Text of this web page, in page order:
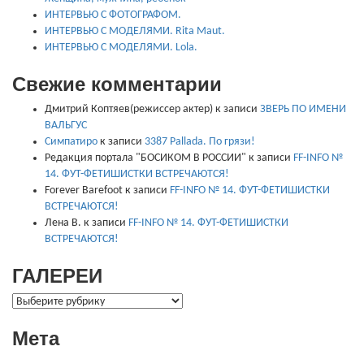
ИНТЕРВЬЮ С ФОТОГРАФОМ.
ИНТЕРВЬЮ С МОДЕЛЯМИ. Rita Maut.
ИНТЕРВЬЮ С МОДЕЛЯМИ. Lola.
Свежие комментарии
Дмитрий Коптяев(режиссер актер) к записи ЗВЕРЬ ПО ИМЕНИ
ВАЛЬГУС
Симпатиро к записи 3387 Pallada. По грязи!
Редакция портала "БОСИКОМ В РОССИИ" к записи FF-INFO №
14. ФУТ-ФЕТИШИСТКИ ВСТРЕЧАЮТСЯ!
Forever Barefoot к записи FF-INFO № 14. ФУТ-ФЕТИШИСТКИ
ВСТРЕЧАЮТСЯ!
Лена В. к записи FF-INFO № 14. ФУТ-ФЕТИШИСТКИ
ВСТРЕЧАЮТСЯ!
ГАЛЕРЕИ
ГАЛЕРЕИ
Мета